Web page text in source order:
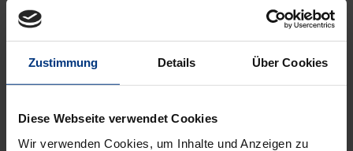
Zustimmung Details Über Cookies
Diese Webseite verwendet Cookies
Wir verwenden Cookies, um Inhalte und Anzeigen zu